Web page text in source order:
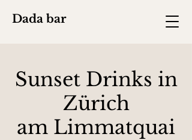
Dada bar
Sunset Drinks in
Zürich
am Limmatquai